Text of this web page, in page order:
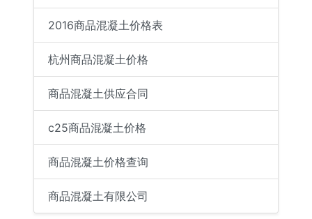
2016商品混凝土价格表
杭州商品混凝土价格
商品混凝土供应合同
c25商品混凝土价格
商品混凝土价格查询
商品混凝土有限公司